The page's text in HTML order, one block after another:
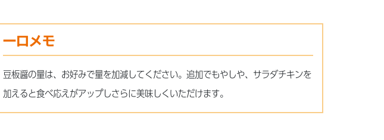
一口メモ
豆板醤の量は、お好みで量を加減してください。追加でもやしや、サラダチキンを
加えると食べ応えがアップしさらに美味しくいただけます。